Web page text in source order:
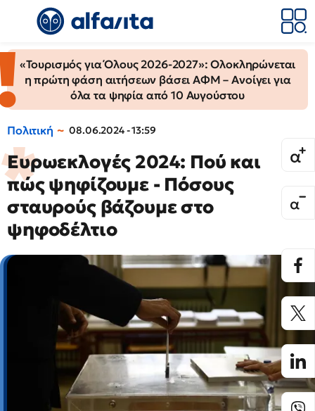
«Τουρισμός για Όλους 2026-2027»: Ολοκληρώνεται
η πρώτη φάση αιτήσεων βάσει ΑΦΜ – Ανοίγει για
όλα τα ψηφία από 10 Αυγούστου
Πολιτική 08.06.2024 - 13:59
Ευρωεκλογές 2024: Πού και
πώς ψηφίζουμε - Πόσους
σταυρούς βάζουμε στο
ψηφοδέλτιο